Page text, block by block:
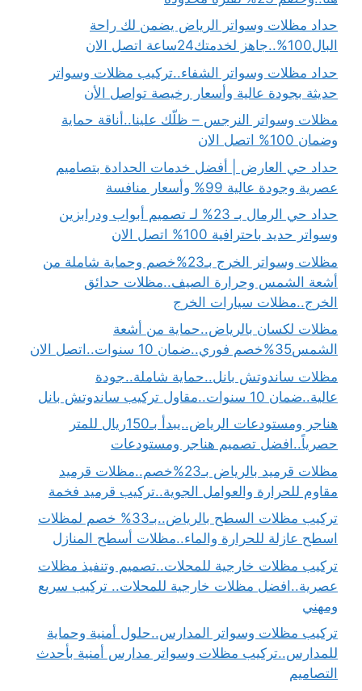
حداد مظلات وسواتر الرياض يضمن لك راحة
البال100%..جاهز لخدمتك24ساعة اتصل الان
حداد مظلات وسواتر الشفاء..تركيب مظلات وسواتر
حديثة بجودة عالية وأسعار رخيصة تواصل الأن
مظلات وسواتر النرجس – ظلّك علينا..أناقة حماية
وضمان 100% اتصل الان
حداد حي العارض | أفضل خدمات الحدادة بتصاميم
عصرية وجودة عالية 99% وأسعار منافسة
حداد حي الرمال بـ 23% لـ تصميم أبواب ودرابزين
وسواتر حديد باحترافية 100% اتصل الان
مظلات وسواتر الخرج بـ23%خصم وحماية شاملة من
أشعة الشمس وحرارة الصيف..مظلات حدائق
الخرج..مظلات سيارات الخرج
مظلات لكسان بالرياض..حماية من أشعة
الشمس35%خصم فوري..ضمان 10 سنوات..اتصل الان
مظلات ساندوتش بانل..حماية شاملة..جودة
عالية..ضمان 10 سنوات..مقاول تركيب ساندوتش بانل
هناجر ومستودعات الرياض..يبدأ بـ150ريال للمتر
حصرياً..افضل تصميم هناجر ومستودعات
مظلات قرميد بالرياض بـ23%خصم..مظلات قرميد
مقاوم للحرارة والعوامل الجوية..تركيب قرميد فخمة
تركيب مظلات السطح بالرياض..بـ33% خصم لمظلات
اسطح عازلة للحرارة والماء..مظلات أسطح المنازل
تركيب مظلات خارجية للمحلات..تصميم وتنفيذ مظلات
عصرية..افضل مظلات خارجية للمحلات.. تركيب سريع
ومهني
تركيب مظلات وسواتر المدارس..حلول أمنية وحماية
للمدارس..تركيب مظلات وسواتر مدارس أمنية بأحدث
التصاميم